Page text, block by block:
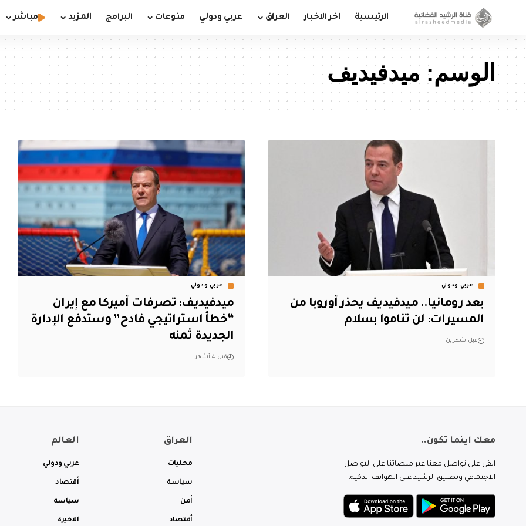
الرئيسية اخر الاخبار العراق عربي ودولي منوعات البرامج المزيد مباشر
الوسم: ميدفيديف
عربي ودولي
بعد رومانيا.. ميدفيديف يحذر أوروبا من
المسيرات: لن تناموا بسلام
قبل شهرين
عربي ودولي
ميدفيديف: تصرفات أميركا مع إيران
“خطأ استراتيجي فادح” وستدفع الإدارة
الجديدة ثمنه
قبل 4 أشهر
معك اينما تكون..
ابقى على تواصل معنا عبر منصاتنا على التواصل
الاجتماعي وتطبيق الرشيد على الهواتف الذكية.
العراق
محليات
سياسة
أمن
أقتصاد
العالم
عربي ودولي
أقتصاد
سياسة
الاخيرة